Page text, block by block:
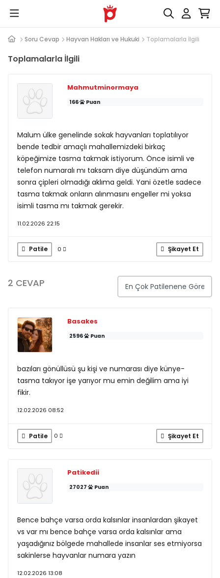
Soru Cevap Hayvan Hakları ve Hukuki Toplamalarla İlgili
Toplamalarla İlgili
Mahmutminormaya
166 Puan
Malum ülke genelinde sokak hayvanları toplatılıyor
bende tedbir amaçlı mahallemizdeki birkaç
köpeğimize tasma takmak istiyorum. Önce isimli ve
telefon numaralı mı taksam diye düşündüm ama
sonra çipleri olmadığı aklıma geldi. Yani özetle sadece
tasma takmak onların alınmasını engeller mi yoksa
isimli tasma mı takmak gerekir.
11.02.2026 22:15
Patile 0 Şikayet Et
2 CEVAP
Basakes
2596 Puan
bazıları gönüllüsü şu kişi ve numarası diye künye-
tasma takıyor işe yarıyor mu emin değilim ama iyi
fikir.
12.02.2026 08:52
Patile 0 Şikayet Et
Patikedii
27027 Puan
Bence bahçe varsa orda kalsınlar insanlardan şikayet
vs var mı bence bahçe varsa orda kalsınlar ama
yaşadığınız bölgede mahallede insanlar ses etmiyorsa
sakinlerse hayvanlar numara yazın
12.02.2026 13:08